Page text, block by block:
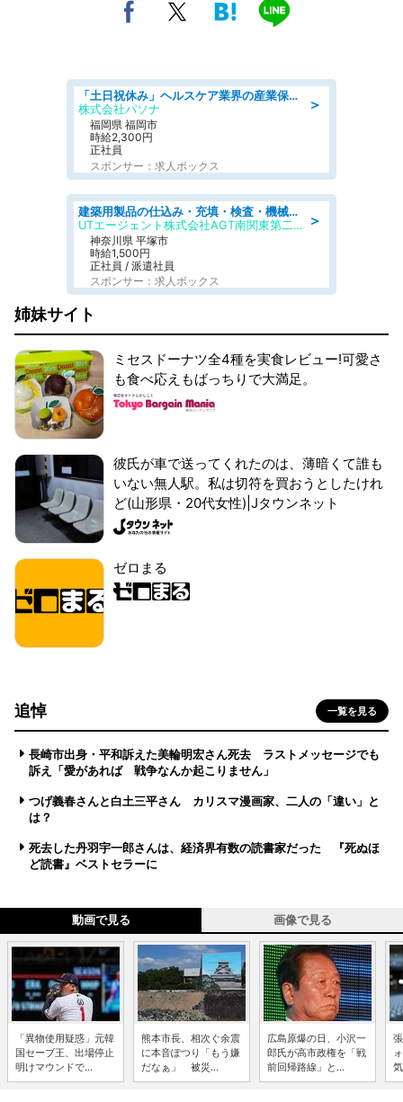
＞
「土日祝休み」ヘルスケア業界の産業保健師/高時給/未経験OK/要資格:保健師、正看護師
株式会社パソナ
福岡県 福岡市
時給2,300円
正社員
スポンサー：求人ボックス
＞
建築用製品の仕込み・充填・検査・機械操作/寮完備/日払い/工場・製造
UTエージェント株式会社AGT南関東第二CU
神奈川県 平塚市
時給1,500円
正社員 / 派遣社員
スポンサー：求人ボックス
姉妹サイト
ミセスドーナツ全4種を実食レビュー!可愛さ
も食べ応えもばっちりで大満足。
彼氏が車で送ってくれたのは、薄暗くて誰も
いない無人駅。私は切符を買おうとしたけれ
ど(山形県・20代女性)|Jタウンネット
ゼロまる
追悼 一覧を見る
長崎市出身・平和訴えた美輪明宏さん死去 ラストメッセージでも
訴え「愛があれば 戦争なんか起こりません」
つげ義春さんと白土三平さん カリスマ漫画家、二人の「違い」と
は？
死去した丹羽宇一郎さんは、経済界有数の読書家だった 『死ぬほ
ど読書』ベストセラーに
動画で見る 画像で見る
「異物使用疑惑」元韓
国セーブ王、出場停止
明けマウンドで...
熊本市長、相次ぐ余震
に本音ぽつり「もう嫌
だなぁ」 被災...
広島原爆の日、小沢一
郎氏が高市政権を「戦
前回帰路線」と...